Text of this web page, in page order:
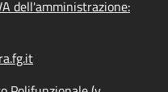
dell'amministrazione: